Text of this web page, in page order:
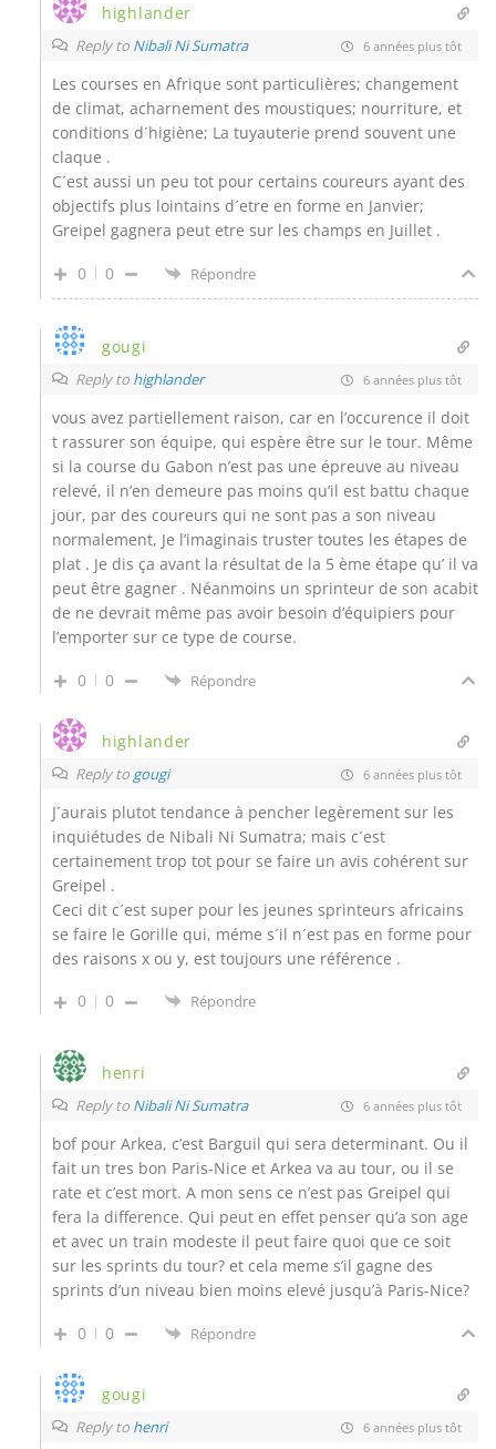
highlander
Reply to Nibali Ni Sumatra 6 années plus tôt
Les courses en Afrique sont particulières; changement
de climat, acharnement des moustiques; nourriture, et
conditions d´higiène; La tuyauterie prend souvent une
claque .
C´est aussi un peu tot pour certains coureurs ayant des
objectifs plus lointains d´etre en forme en Janvier;
Greipel gagnera peut etre sur les champs en Juillet .
0 0 Répondre
gougi
Reply to highlander 6 années plus tôt
vous avez partiellement raison, car en l’occurence il doit
t rassurer son équipe, qui espère être sur le tour. Même
si la course du Gabon n’est pas une épreuve au niveau
relevé, il n’en demeure pas moins qu’il est battu chaque
jour, par des coureurs qui ne sont pas a son niveau
normalement, Je l’imaginais truster toutes les étapes de
plat . Je dis ça avant la résultat de la 5 ème étape qu’ il va
peut être gagner . Néanmoins un sprinteur de son acabit
de ne devrait même pas avoir besoin d’équipiers pour
l’emporter sur ce type de course.
0 0 Répondre
highlander
Reply to gougi 6 années plus tôt
J´aurais plutot tendance à pencher legèrement sur les
inquiétudes de Nibali Ni Sumatra; mais c´est
certainement trop tot pour se faire un avis cohérent sur
Greipel .
Ceci dit c´est super pour les jeunes sprinteurs africains
se faire le Gorille qui, méme s´il n´est pas en forme pour
des raisons x ou y, est toujours une référence .
0
0 Répondre
henri
Reply to Nibali Ni Sumatra 6 années plus tôt
bof pour Arkea, c’est Barguil qui sera determinant. Ou il
fait un tres bon Paris-Nice et Arkea va au tour, ou il se
rate et c’est mort. A mon sens ce n’est pas Greipel qui
fera la difference. Qui peut en effet penser qu’a son age
et avec un train modeste il peut faire quoi que ce soit
sur les sprints du tour? et cela meme s’il gagne des
sprints d’un niveau bien moins elevé jusqu’à Paris-Nice?
0 0 Répondre
gougi
Reply to henri 6 années plus tôt